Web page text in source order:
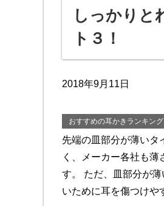
しっかりと
ト３！
2018年9月11日
おすすめの耳かきランキング
先端の皿部分が薄いタ
く、メーカー各社も
す。 ただ、皿部分が
いために耳を傷つけや